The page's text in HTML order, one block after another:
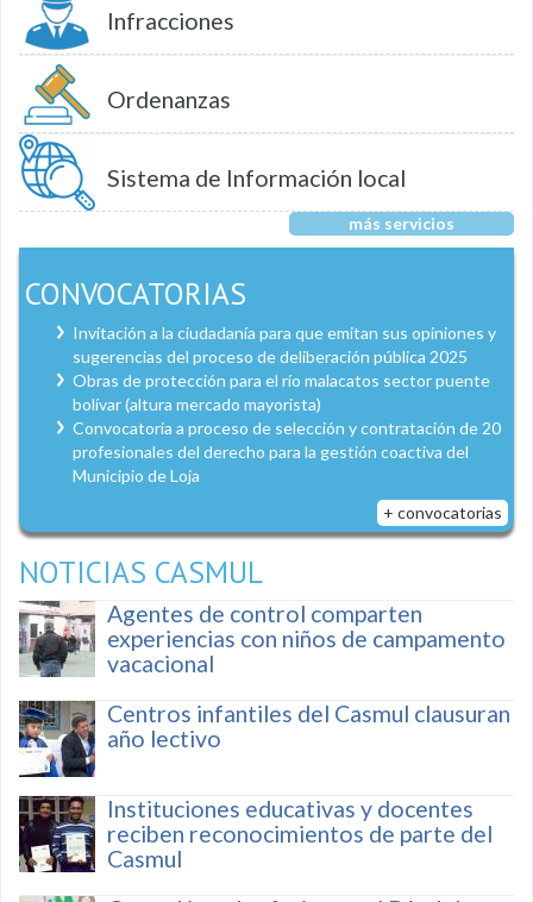
Infracciones
Ordenanzas
Sistema de Información local
más servicios
CONVOCATORIAS
Invitación a la ciudadanía para que emitan sus opiniones y
sugerencias del proceso de deliberación pública 2025
Obras de protección para el río malacatos sector puente
bolívar (altura mercado mayorista)
Convocatoria a proceso de selección y contratación de 20
profesionales del derecho para la gestión coactiva del
Municipio de Loja
+ convocatorias
NOTICIAS CASMUL
Agentes de control comparten
experiencias con niños de campamento
vacacional
Centros infantiles del Casmul clausuran
año lectivo
Instituciones educativas y docentes
reciben reconocimientos de parte del
Casmul